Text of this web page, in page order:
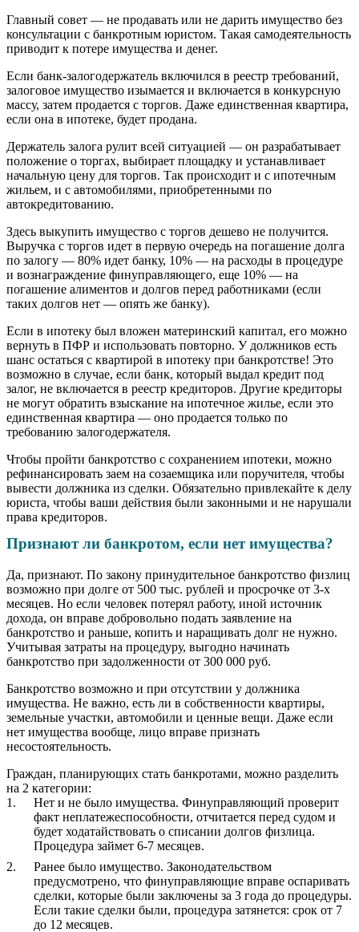
Главный совет — не продавать или не дарить имущество без
консультации с банкротным юристом. Такая самодеятельность
приводит к потере имущества и денег.
Если банк-залогодержатель включился в реестр требований,
залоговое имущество изымается и включается в конкурсную
массу, затем продается с торгов. Даже единственная квартира,
если она в ипотеке, будет продана.
Держатель залога рулит всей ситуацией — он разрабатывает
положение о торгах, выбирает площадку и устанавливает
начальную цену для торгов. Так происходит и с ипотечным
жильем, и с автомобилями, приобретенными по
автокредитованию.
Здесь выкупить имущество с торгов дешево не получится.
Выручка с торгов идет в первую очередь на погашение долга
по залогу — 80% идет банку, 10% — на расходы в процедуре
и вознаграждение финуправляющего, еще 10% — на
погашение алиментов и долгов перед работниками (если
таких долгов нет — опять же банку).
Если в ипотеку был вложен материнский капитал, его можно
вернуть в ПФР и использовать повторно. У должников есть
шанс остаться с квартирой в ипотеку при банкротстве! Это
возможно в случае, если банк, который выдал кредит под
залог, не включается в реестр кредиторов. Другие кредиторы
не могут обратить взыскание на ипотечное жилье, если это
единственная квартира — оно продается только по
требованию залогодержателя.
Чтобы пройти банкротство с сохранением ипотеки, можно
рефинансировать заем на созаемщика или поручителя, чтобы
вывести должника из сделки. Обязательно привлекайте к делу
юриста, чтобы ваши действия были законными и не нарушали
права кредиторов.
Признают ли банкротом, если нет имущества?
Да, признают. По закону принудительное банкротство физлиц
возможно при долге от 500 тыс. рублей и просрочке от 3-х
месяцев. Но если человек потерял работу, иной источник
дохода, он вправе добровольно подать заявление на
банкротство и раньше, копить и наращивать долг не нужно.
Учитывая затраты на процедуру, выгодно начинать
банкротство при задолженности от 300 000 руб.
Банкротство возможно и при отсутствии у должника
имущества. Не важно, есть ли в собственности квартиры,
земельные участки, автомобили и ценные вещи. Даже если
нет имущества вообще, лицо вправе признать
несостоятельность.
Граждан, планирующих стать банкротами, можно разделить
на 2 категории:
Нет и не было имущества. Финуправляющий проверит
факт неплатежеспособности, отчитается перед судом и
будет ходатайствовать о списании долгов физлица.
Процедура займет 6-7 месяцев.
Ранее было имущество. Законодательством
предусмотрено, что финуправляющие вправе оспаривать
сделки, которые были заключены за 3 года до процедуры.
Если такие сделки были, процедура затянется: срок от 7
до 12 месяцев.